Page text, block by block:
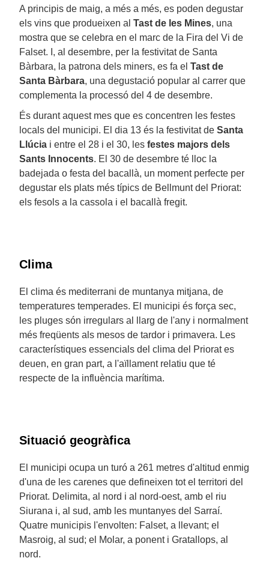
A principis de maig, a més a més, es poden degustar
els vins que produeixen al Tast de les Mines, una
mostra que se celebra en el marc de la Fira del Vi de
Falset. I, al desembre, per la festivitat de Santa
Bàrbara, la patrona dels miners, es fa el Tast de
Santa Bàrbara, una degustació popular al carrer que
complementa la processó del 4 de desembre.
És durant aquest mes que es concentren les festes
locals del municipi. El dia 13 és la festivitat de Santa
Llúcia i entre el 28 i el 30, les festes majors dels
Sants Innocents. El 30 de desembre té lloc la
badejada o festa del bacallà, un moment perfecte per
degustar els plats més típics de Bellmunt del Priorat:
els fesols a la cassola i el bacallà fregit.
Clima
El clima és mediterrani de muntanya mitjana, de
temperatures temperades. El municipi és força sec,
les pluges són irregulars al llarg de l'any i normalment
més freqüents als mesos de tardor i primavera. Les
característiques essencials del clima del Priorat es
deuen, en gran part, a l'aïllament relatiu que té
respecte de la influència marítima.
Situació geogràfica
El municipi ocupa un turó a 261 metres d'altitud enmig
d'una de les carenes que defineixen tot el territori del
Priorat. Delimita, al nord i al nord-oest, amb el riu
Siurana i, al sud, amb les muntanyes del Sarraí.
Quatre municipis l'envolten: Falset, a llevant; el
Masroig, al sud; el Molar, a ponent i Gratallops, al
nord.